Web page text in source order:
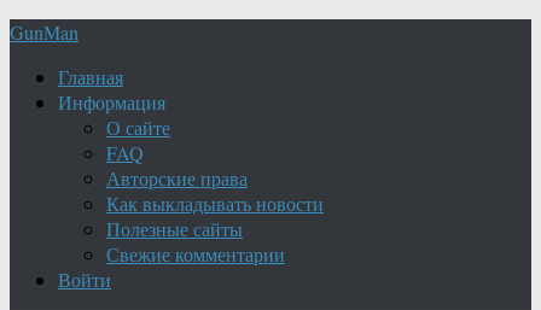
GunMan
Главная
Информация
О сайте
FAQ
Авторские права
Как выкладывать новости
Полезные сайты
Свежие комментарии
Войти